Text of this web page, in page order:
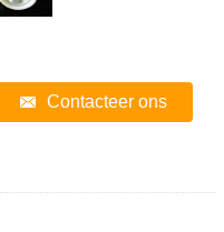
Contacteer ons